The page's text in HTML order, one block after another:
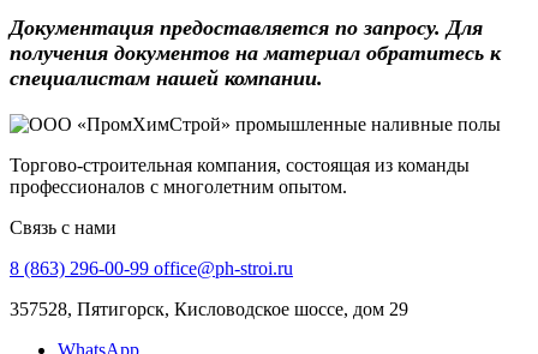
Документация предоставляется по запросу. Для
получения документов на материал обратитесь к
специалистам нашей компании.
Торгово-строительная компания, состоящая из команды
профессионалов с многолетним опытом.
Связь с нами
8 (863) 296-00-99 office@ph-stroi.ru
357528, Пятигорск, Кисловодское шоссе, дом 29
WhatsApp